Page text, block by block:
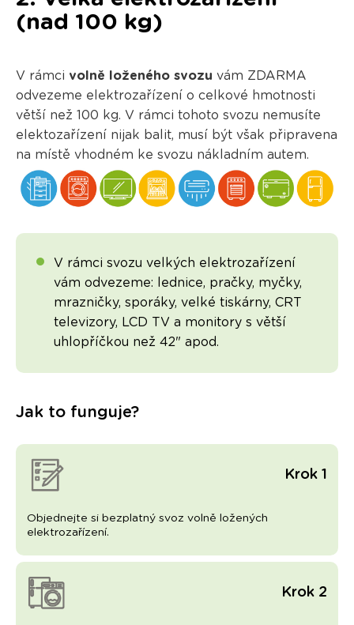
(nad 100 kg)
V rámci volně loženého svozu vám ZDARMA
odvezeme elektrozařízení o celkové hmotnosti
větší než 100 kg. V rámci tohoto svozu nemusíte
elektozařízení nijak balit, musí být však připravena
na místě vhodném ke svozu nákladním autem.
V rámci svozu velkých elektrozařízení
vám odvezeme: lednice, pračky, myčky,
mrazničky, sporáky, velké tiskárny, CRT
televizory, LCD TV a monitory s větší
uhlopříčkou než 42" apod.
Jak to funguje?
Krok 1
Objednejte si bezplatný svoz volně ložených
elektrozařízení.
Krok 2